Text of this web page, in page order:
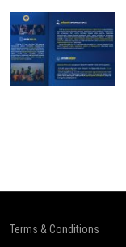
Terms & Conditions